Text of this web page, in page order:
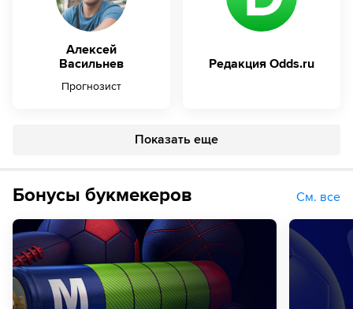
Алексей
Васильнев
Прогнозист
Редакция Odds.ru
Показать еще
Бонусы букмекеров См. все